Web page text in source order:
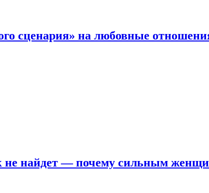
сценария» на любовные
не найдет — почему сильным